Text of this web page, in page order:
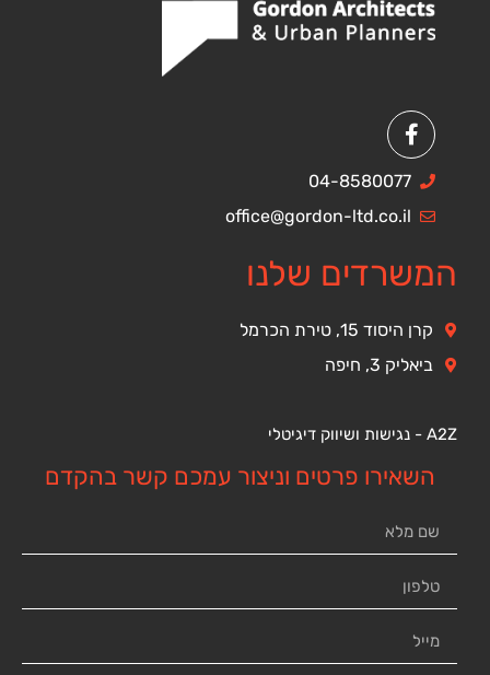
04-8580077
office@gordon-ltd.co.il
המשרדים שלנו
קרן היסוד 15, טירת הכרמל
ביאליק 3, חיפה
A2Z - נגישות ושיווק דיגיטלי
השאירו פרטים וניצור עמכם קשר בהקדם